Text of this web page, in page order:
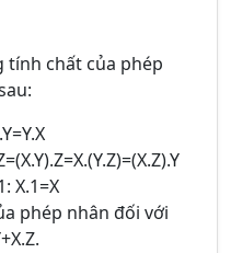
tính chất của phép
X.1=X
phép nhân đối với